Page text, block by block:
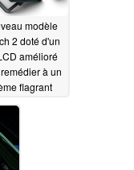
modèle
2 doté d'un
amélioré
à un
flagrant
01/2026